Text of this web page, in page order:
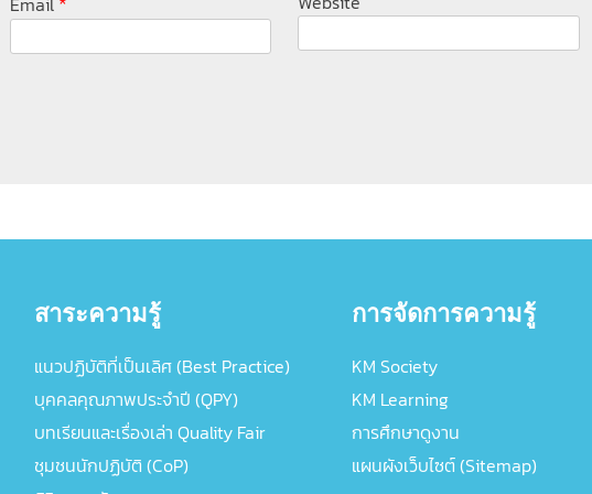
สาระความรู้
แนวปฏิบัติที่เป็นเลิศ (Best Practice)
บุคคลคุณภาพประจำปี (QPY)
บทเรียนและเรื่องเล่า Quality Fair
ชุมชนนักปฏิบัติ (CoP)
การจัดการความรู้
KM Society
KM Learning
การศึกษาดูงาน
แผนผังเว็บไซต์ (Sitemap)